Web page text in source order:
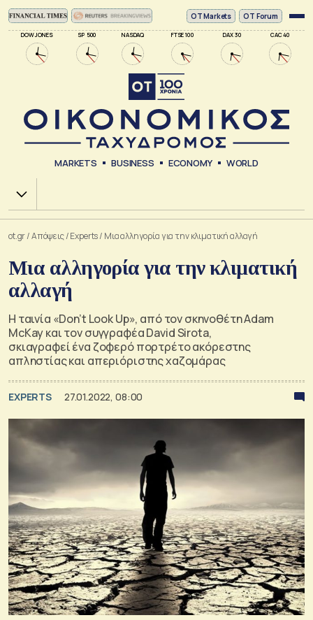
DOW JONES SP 500 NASDAQ FTSE 100 DAX 30 CAC 40
ΟΤ Markets OT Forum
MARKETS BUSINESS ECONOMY WORLD
Χ.Α.
ot.gr/Απόψεις/Experts/ Μια αλληγορία για την κλιματική αλλαγή
Μια αλληγορία για την κλιματική
αλλαγή
Η ταινία «Don’t Look Up», από τον σκηνοθέτη Adam
McKay και τον συγγραφέα David Sirota,
σκιαγραφεί ένα ζοφερό πορτρέτο ακόρεστης
απληστίας και απεριόριστης χαζομάρας
EXPERTS 27.01.2022, 08:00